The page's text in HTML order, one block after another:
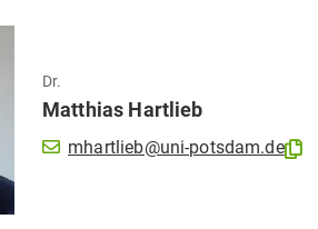
Dr.
Matthias Hartlieb
mhartlieb@uni-potsdam.de